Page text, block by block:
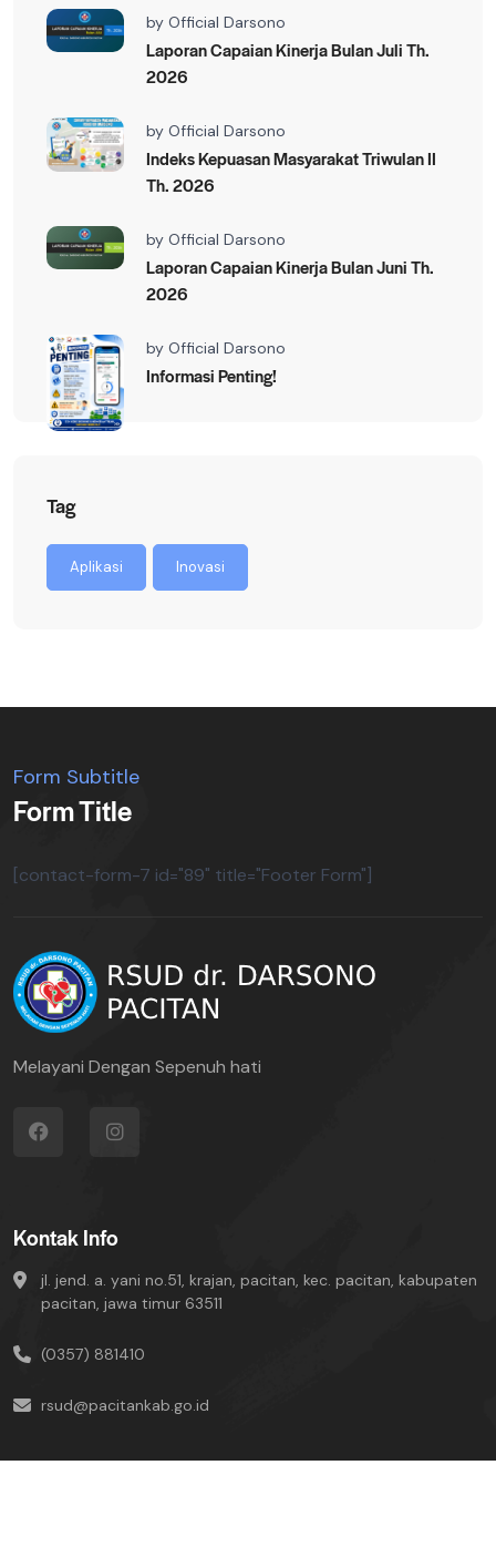
by Official Darsono
Laporan Capaian Kinerja Bulan Juli Th.
2026
by Official Darsono
Indeks Kepuasan Masyarakat Triwulan II
Th. 2026
by Official Darsono
Laporan Capaian Kinerja Bulan Juni Th.
2026
by Official Darsono
Informasi Penting!
Tag
Aplikasi Inovasi
Form Subtitle
Form Title
[contact-form-7 id="89" title="Footer Form"]
Melayani Dengan Sepenuh hati
Kontak Info
jl. jend. a. yani no.51, krajan, pacitan, kec. pacitan, kabupaten
pacitan, jawa timur 63511
(0357) 881410
rsud@pacitankab.go.id